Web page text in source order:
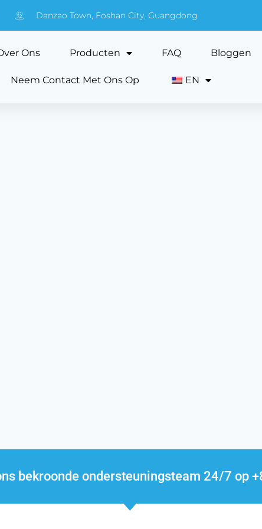
Danzao Town, Foshan City, Guangdong
Ons Producten FAQ Bloggen
Neem Contact Met Ons Op EN
bekroonde ondersteuningsteam 24/7 op